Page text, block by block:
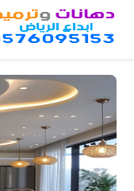
×
الرئيسية
دهانات
داخلية
الرياض